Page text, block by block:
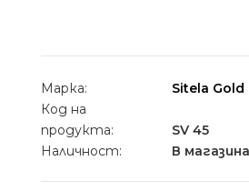
Марка:
Sitela Gold
Код на
продукта:
SV 45
Наличност:
В магазина